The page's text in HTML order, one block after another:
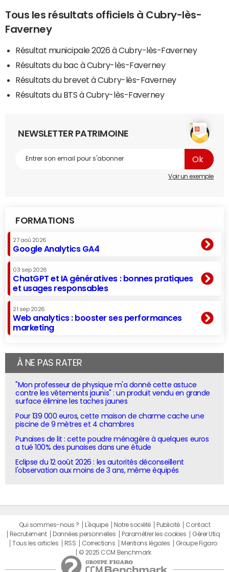
Tous les résultats officiels à Cubry-lès-
Faverney
Résultat municipale 2026 à Cubry-lès-Faverney
Résultats du bac à Cubry-lès-Faverney
Résultats du brevet à Cubry-lès-Faverney
Résultats du BTS à Cubry-lès-Faverney
NEWSLETTER PATRIMOINE
Voir un exemple
FORMATIONS
27 aoû 2026
Google Analytics GA4
03 sep 2026
ChatGPT et IA génératives : bonnes pratiques
et usages responsables
21 sep 2026
Web analytics : booster ses performances
marketing
À NE PAS RATER
"Mon professeur de physique m'a donné cette astuce
contre les vêtements jaunis" : un produit vendu en grande
surface élimine les taches jaunes
Pour 139 000 euros, cette maison de charme cache une
piscine de 9 mètres et 4 chambres
Punaises de lit : cette poudre ménagère à quelques euros
a tué 100% des punaises dans une étude
Eclipse du 12 août 2026 : les autorités déconseillent
l'observation aux moins de 3 ans, même équipés
Qui sommes-nous ? L'équipe Notre société Publicité
Contact
Recrutement
Données personnelles Paramétrer les cookies
Gérer Utiq
Tous les articles
RSS Corrections Mentions légales
Groupe Figaro
© 2025 CCM Benchmark